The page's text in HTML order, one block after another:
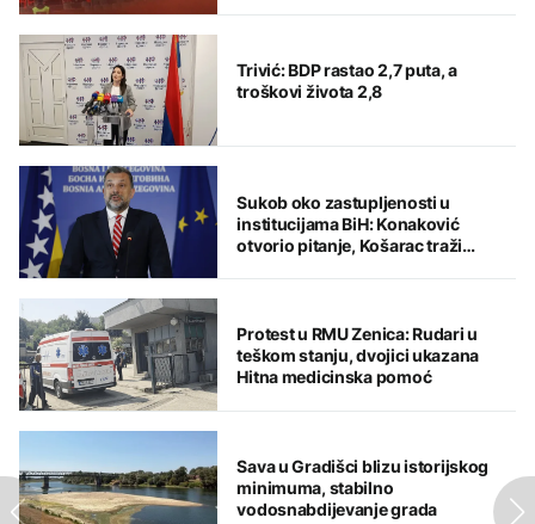
Trivić: BDP rastao 2,7 puta, a
troškovi života 2,8
Sukob oko zastupljenosti u
institucijama BiH: Konaković
otvorio pitanje, Košarac traži
Protest u RMU Zenica: Rudari u
teškom stanju, dvojici ukazana
Hitna medicinska pomoć
Sava u Gradišci blizu istorijskog
minimuma, stabilno
vodosnabdijevanje grada